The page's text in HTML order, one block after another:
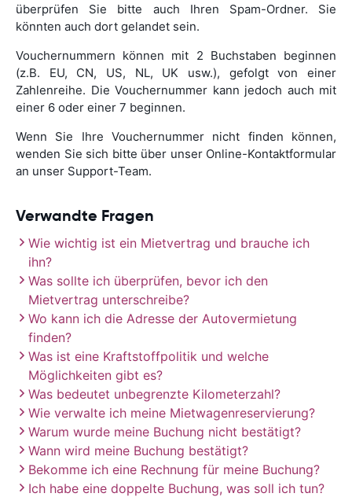
überprüfen Sie bitte auch Ihren Spam-Ordner. Sie
könnten auch dort gelandet sein.
Vouchernummern können mit 2 Buchstaben beginnen
(z.B. EU, CN, US, NL, UK usw.), gefolgt von einer
Zahlenreihe. Die Vouchernummer kann jedoch auch mit
einer 6 oder einer 7 beginnen.
Wenn Sie Ihre Vouchernummer nicht finden können,
wenden Sie sich bitte über unser Online-Kontaktformular
an unser Support-Team.
Verwandte Fragen
Wie wichtig ist ein Mietvertrag und brauche ich
ihn?
Was sollte ich überprüfen, bevor ich den
Mietvertrag unterschreibe?
Wo kann ich die Adresse der Autovermietung
finden?
Was ist eine Kraftstoffpolitik und welche
Möglichkeiten gibt es?
Was bedeutet unbegrenzte Kilometerzahl?
Wie verwalte ich meine Mietwagenreservierung?
Warum wurde meine Buchung nicht bestätigt?
Wann wird meine Buchung bestätigt?
Bekomme ich eine Rechnung für meine Buchung?
Ich habe eine doppelte Buchung, was soll ich tun?